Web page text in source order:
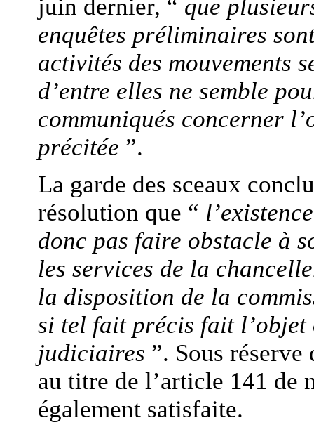
juin dernier, “ que
enquêtes préliminaires
activités des mouvements
d’entre elles ne semble
communiqués concerner
précitée ”.
La garde des sceaux
résolution que “
donc pas faire obstacle à
les services de la
la disposition de la
si tel fait précis fait l’objet
judiciaires ”. Sous
au titre de l’article 141 de
également satisfaite.